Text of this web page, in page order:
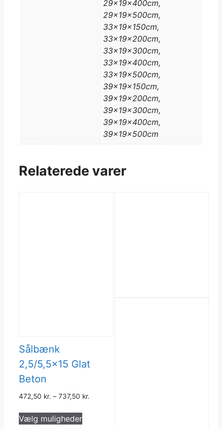
29x19x400cm,
29x19x500cm,
33x19x150cm,
33x19x200cm,
33x19x300cm,
33x19x400cm,
33x19x500cm,
39x19x150cm,
39x19x200cm,
39x19x300cm,
39x19x400cm,
39x19x500cm
Relaterede varer
Sålbænk
2,5/5,5×15 Glat
Beton
472,50 kr. – 737,50 kr.
Vælg muligheder
Dette
vare